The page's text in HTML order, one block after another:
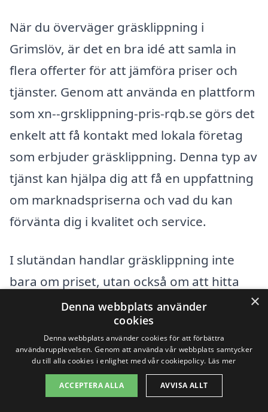
När du överväger gräsklippning i
Grimslöv, är det en bra idé att samla in
flera offerter för att jämföra priser och
tjänster. Genom att använda en plattform
som xn--grsklippning-pris-rqb.se görs det
enkelt att få kontakt med lokala företag
som erbjuder gräsklippning. Denna typ av
tjänst kan hjälpa dig att få en uppfattning
om marknadspriserna och vad du kan
förvänta dig i kvalitet och service.
I slutändan handlar gräsklippning inte
bara om priset, utan också om att hitta
rätt leverantör som kan möta dina
specifika behov och önskemål. Tveka inte
att ställa frågor och begära offerter för
att kunna fatta ett informerat beslut!
×
Denna webbplats använder
cookies
Denna webbplats använder cookies för att förbättra
användarupplevelsen. Genom att använda vår webbplats samtycker
du till alla cookies i enlighet med vår cookiepolicy. Läs mer
ACCEPTERA ALLA AVVISA ALLT